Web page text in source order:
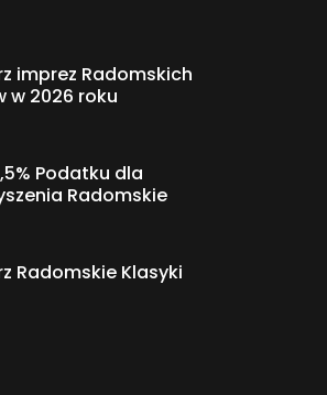
imprez Radomskich
w 2026 roku
Podatku dla
Radomskie
Radomskie Klasyki